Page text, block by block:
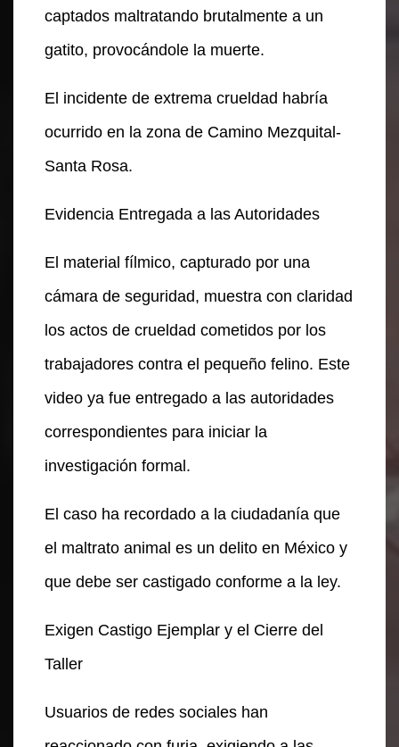
captados maltratando brutalmente a un
gatito, provocándole la muerte.
El incidente de extrema crueldad habría
ocurrido en la zona de Camino Mezquital-
Santa Rosa.
Evidencia Entregada a las Autoridades
El material fílmico, capturado por una
cámara de seguridad, muestra con claridad
los actos de crueldad cometidos por los
trabajadores contra el pequeño felino. Este
video ya fue entregado a las autoridades
correspondientes para iniciar la
investigación formal.
El caso ha recordado a la ciudadanía que
el maltrato animal es un delito en México y
que debe ser castigado conforme a la ley.
Exigen Castigo Ejemplar y el Cierre del
Taller
Usuarios de redes sociales han